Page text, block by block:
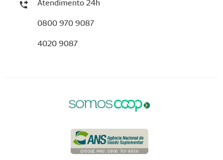
Atendimento 24h
0800 970 9087
4020 9087